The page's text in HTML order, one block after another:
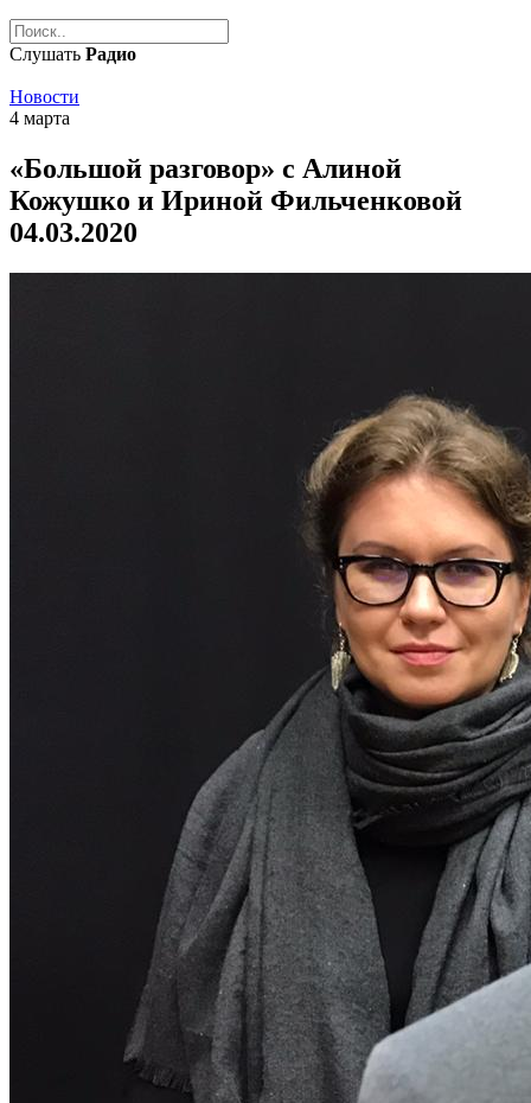
Слушать Радио
Новости
4 марта
«Большой разговор» с Алиной
Кожушко и Ириной Фильченковой
04.03.2020